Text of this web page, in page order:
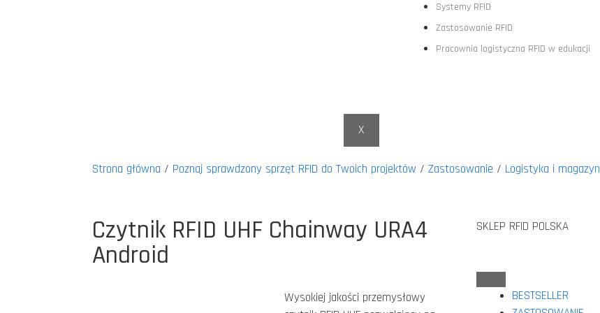
Systemy RFID
Zastosowanie RFID
Pracownia logistyczna RFID w edukacji
X
Strona główna / Poznaj sprawdzony sprzęt RFID do Twoich projektów / Zastosowanie / Logistyka i magazyn
Czytnik RFID UHF Chainway URA4
Android
Wysokiej jakości przemysłowy
SKLEP RFID POLSKA
BESTSELLER